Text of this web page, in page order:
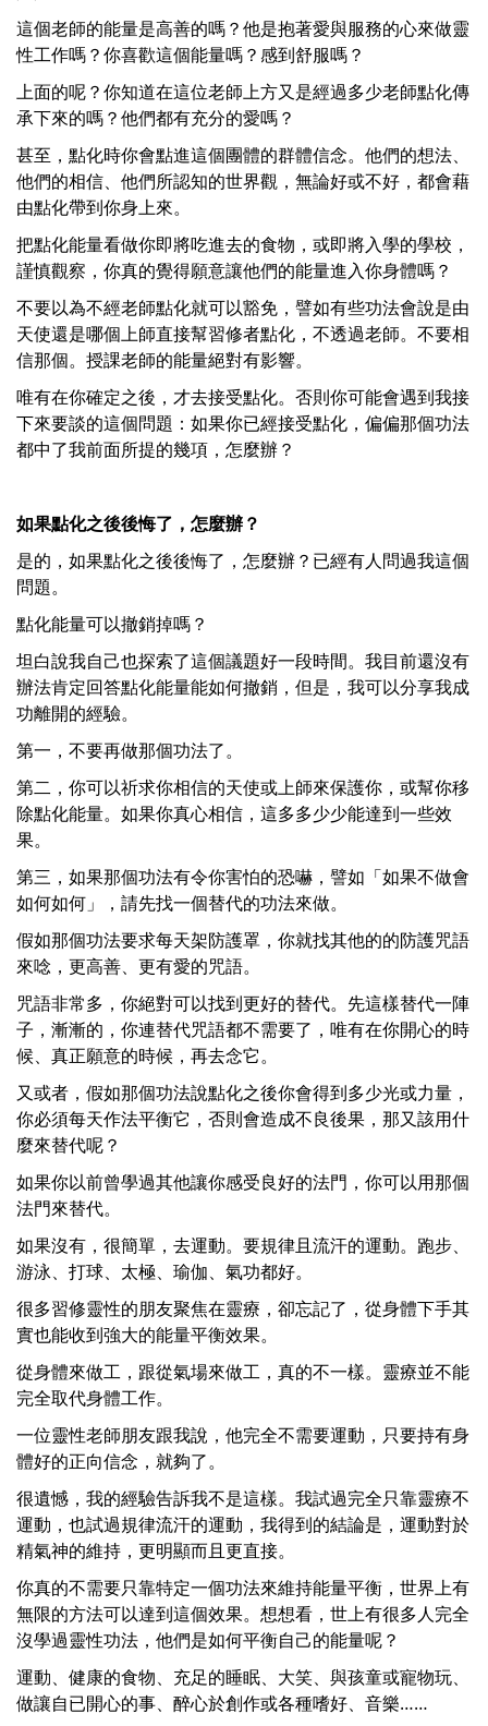
這個老師的能量是高善的嗎？他是抱著愛與服務的心來做靈
性工作嗎？你喜歡這個能量嗎？感到舒服嗎？
上面的呢？你知道在這位老師上方又是經過多少老師點化傳
承下來的嗎？他們都有充分的愛嗎？
甚至，點化時你會點進這個團體的群體信念。他們的想法、
他們的相信、他們所認知的世界觀，無論好或不好，都會藉
由點化帶到你身上來。
把點化能量看做你即將吃進去的食物，或即將入學的學校，
謹慎觀察，你真的覺得願意讓他們的能量進入你身體嗎？
不要以為不經老師點化就可以豁免，譬如有些功法會說是由
天使還是哪個上師直接幫習修者點化，不透過老師。不要相
信那個。授課老師的能量絕對有影響。
唯有在你確定之後，才去接受點化。否則你可能會遇到我接
下來要談的這個問題：如果你已經接受點化，偏偏那個功法
都中了我前面所提的幾項，怎麼辦？
如果點化之後後悔了，怎麼辦？
是的，如果點化之後後悔了，怎麼辦？已經有人問過我這個
問題。
點化能量可以撤銷掉嗎？
坦白說我自己也探索了這個議題好一段時間。我目前還沒有
辦法肯定回答點化能量能如何撤銷，但是，我可以分享我成
功離開的經驗。
第一，不要再做那個功法了。
第二，你可以祈求你相信的天使或上師來保護你，或幫你移
除點化能量。如果你真心相信，這多多少少能達到一些效
果。
第三，如果那個功法有令你害怕的恐嚇，譬如「如果不做會
如何如何」，請先找一個替代的功法來做。
假如那個功法要求每天架防護罩，你就找其他的的防護咒語
來唸，更高善、更有愛的咒語。
咒語非常多，你絕對可以找到更好的替代。先這樣替代一陣
子，漸漸的，你連替代咒語都不需要了，唯有在你開心的時
候、真正願意的時候，再去念它。
又或者，假如那個功法說點化之後你會得到多少光或力量，
你必須每天作法平衡它，否則會造成不良後果，那又該用什
麼來替代呢？
如果你以前曾學過其他讓你感受良好的法門，你可以用那個
法門來替代。
如果沒有，很簡單，去運動。要規律且流汗的運動。跑步、
游泳、打球、太極、瑜伽、氣功都好。
很多習修靈性的朋友聚焦在靈療，卻忘記了，從身體下手其
實也能收到強大的能量平衡效果。
從身體來做工，跟從氣場來做工，真的不一樣。靈療並不能
完全取代身體工作。
一位靈性老師朋友跟我說，他完全不需要運動，只要持有身
體好的正向信念，就夠了。
很遺憾，我的經驗告訴我不是這樣。我試過完全只靠靈療不
運動，也試過規律流汗的運動，我得到的結論是，運動對於
精氣神的維持，更明顯而且更直接。
你真的不需要只靠特定一個功法來維持能量平衡，世界上有
無限的方法可以達到這個效果。想想看，世上有很多人完全
沒學過靈性功法，他們是如何平衡自己的能量呢？
運動、健康的食物、充足的睡眠、大笑、與孩童或寵物玩、
做讓自已開心的事、醉心於創作或各種嗜好、音樂……